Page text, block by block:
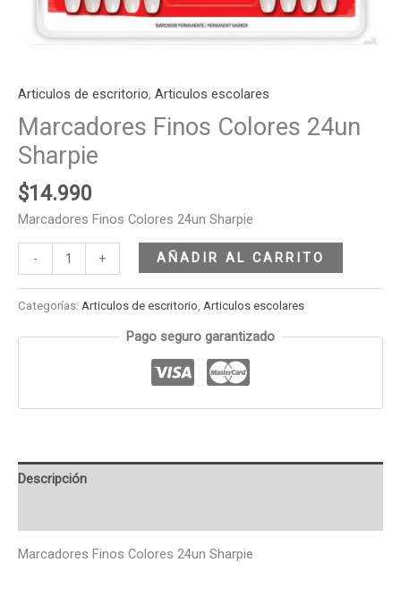
Articulos de escritorio, Articulos escolares
Marcadores Finos Colores 24un
Sharpie
$14.990
Marcadores Finos Colores 24un Sharpie
- + AÑADIR AL CARRITO
Categorías: Articulos de escritorio Articulos escolares
Pago seguro garantizado
Descripción
Marcadores Finos Colores 24un Sharpie